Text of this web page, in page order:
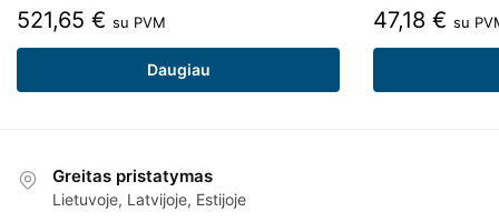
521,65 € su PVM
Daugiau
47,18 € su
Greitas pristatymas
Lietuvoje, Latvijoje, Estijoje